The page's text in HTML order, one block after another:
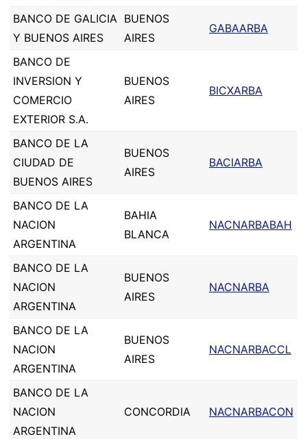
BANCO DE GALICIA
Y BUENOS AIRES
BUENOS
AIRES
GABAARBA
BANCO DE
INVERSION Y
COMERCIO
EXTERIOR S.A.
BUENOS
AIRES
BICXARBA
BANCO DE LA
CIUDAD DE
BUENOS AIRES
BUENOS
AIRES
BACIARBA
BANCO DE LA
NACION
ARGENTINA
BAHIA
BLANCA
NACNARBABAH
BANCO DE LA
NACION
ARGENTINA
BUENOS
AIRES
NACNARBA
BANCO DE LA
NACION
ARGENTINA
BUENOS
AIRES
NACNARBACCL
BANCO DE LA
NACION
ARGENTINA
CONCORDIA NACNARBACON